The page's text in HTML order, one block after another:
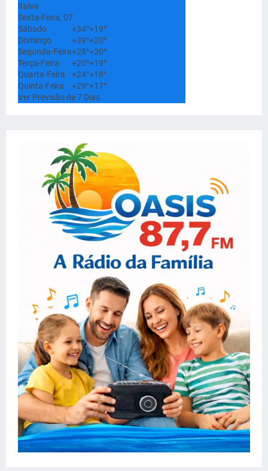
Italva
Sexta-Feira, 07
Sábado
+34°+19°
Domingo
+39°+20°
Segunda-Feira+28°+20°
Terça-Feira
+20°+19°
Quarta-Feira
+24°+18°
Quinta-Feira
+29°+17°
Ver Previsão de 7 Dias